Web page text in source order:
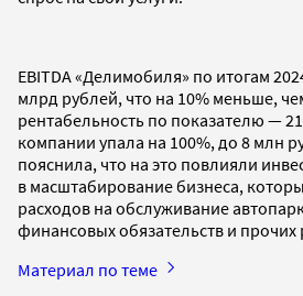
EBITDA «Делимобиля» по итогам
млрд рублей, что на 10% меньше,
рентабельность по показателю —
компании упала на 100%, до 8 млн
пояснила, что на это повлияли
в масштабирование бизнеса,
расходов на обслуживание
финансовых обязательств и прочих
Материал по теме